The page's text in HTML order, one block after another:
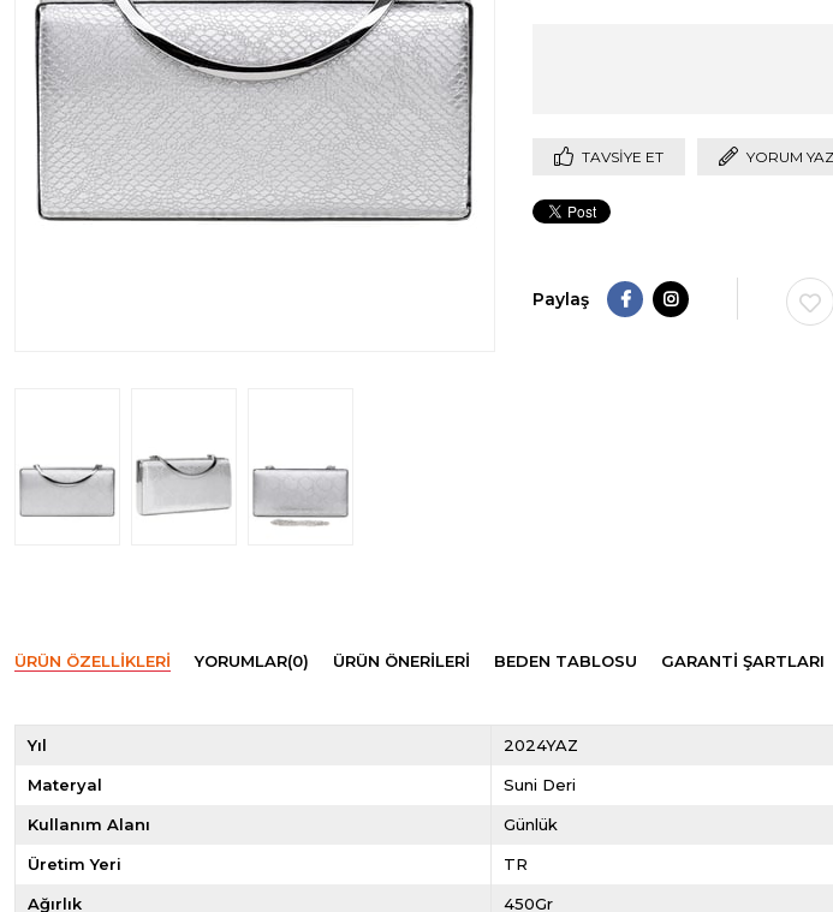
TAVSIYE ET YORUM YAZ
Paylaş
ÜRÜN ÖZELLIKLERI YORUMLAR(0) ÜRÜN ÖNERILERI BEDEN TABLOSU GARANTİ ŞARTLARI
Yıl 2024YAZ
Materyal Suni Deri
Kullanım Alanı Günlük
Üretim Yeri TR
Ağırlık 450Gr